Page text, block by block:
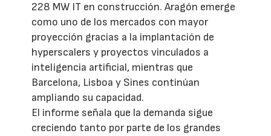
228 MW IT en construcción. Aragón emerge
como uno de los mercados con mayor
proyección gracias a la implantación de
hyperscalers y proyectos vinculados a
inteligencia artificial, mientras que
Barcelona, Lisboa y Sines continúan
ampliando su capacidad.
El informe señala que la demanda sigue
creciendo tanto por parte de los grandes